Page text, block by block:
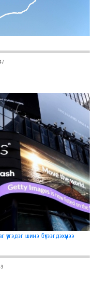
шинэ бүтээгдэхүүнээ